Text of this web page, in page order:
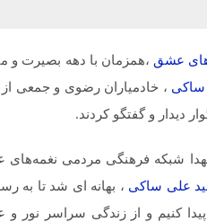
عشق ،همزمان با دهه بصیرت و
ساکی ، خادمیاران رضوی و جمعی از
دیدار و گفتگو کردند.
شبکه فرهنگی مردمی
علی ساکی ، بهانه ای شد تا به
کنیم و از زندگی سراسر نور و